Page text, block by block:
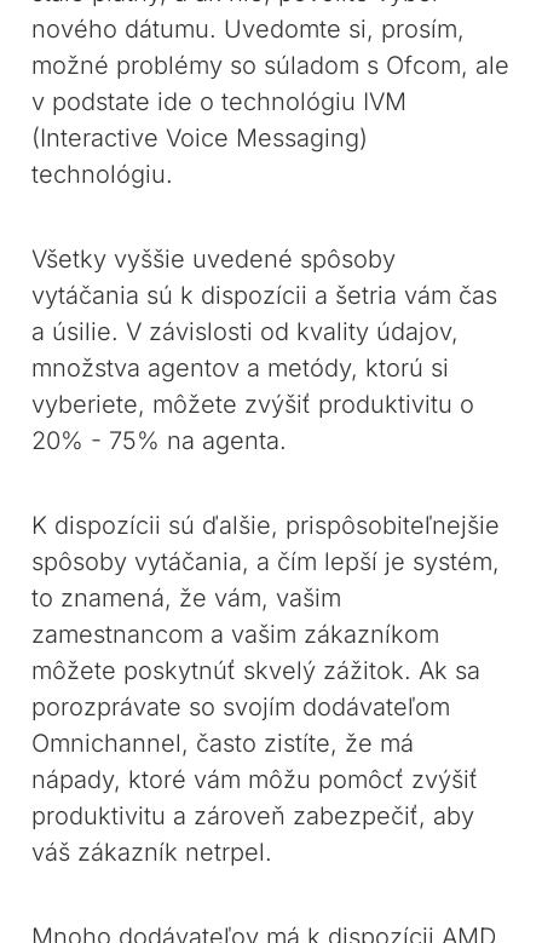
nového dátumu. Uvedomte si, prosím,
možné problémy so súladom s Ofcom, ale
v podstate ide o technológiu IVM
(Interactive Voice Messaging)
technológiu.
Všetky vyššie uvedené spôsoby
vytáčania sú k dispozícii a šetria vám čas
a úsilie. V závislosti od kvality údajov,
množstva agentov a metódy, ktorú si
vyberiete, môžete zvýšiť produktivitu o
20% - 75% na agenta.
K dispozícii sú ďalšie, prispôsobiteľnejšie
spôsoby vytáčania, a čím lepší je systém,
to znamená, že vám, vašim
zamestnancom a vašim zákazníkom
môžete poskytnúť skvelý zážitok. Ak sa
porozprávate so svojím dodávateľom
Omnichannel, často zistíte, že má
nápady, ktoré vám môžu pomôcť zvýšiť
produktivitu a zároveň zabezpečiť, aby
váš zákazník netrpel.
Mnoho dodávateľov má k dispozícii AMD,